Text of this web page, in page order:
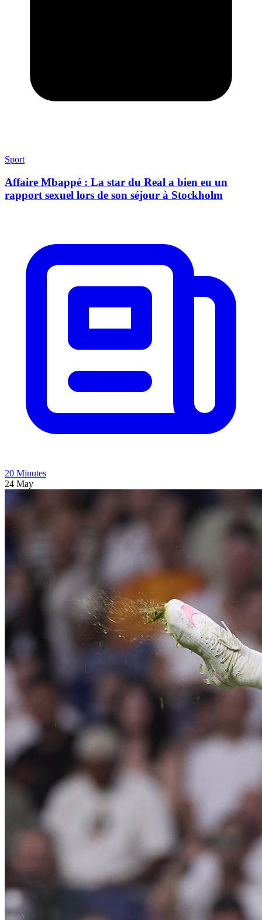
Sport
Affaire Mbappé : La star du Real a bien eu un
rapport sexuel lors de son séjour à Stockholm
20 Minutes
24 May